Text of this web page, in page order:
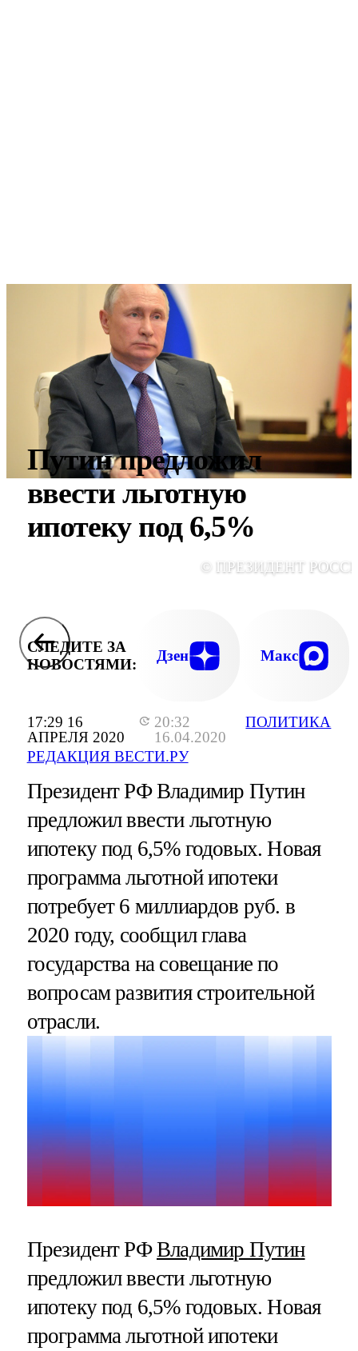
17:29 16
АПРЕЛЯ 2020
20:32
16.04.2020
РЕДАКЦИЯ ВЕСТИ.РУ
ПОЛИТИКА
Путин предложил
ввести льготную
ипотеку под 6,5%
© ПРЕЗИДЕНТ
СЛЕДИТЕ ЗА
НОВОСТЯМИ:
Дзен Макс
Президент РФ Владимир Путин
предложил ввести льготную
ипотеку под 6,5% годовых. Новая
программа льготной ипотеки
потребует 6 миллиардов руб. в
2020 году, сообщил глава
государства на совещание по
вопросам развития строительной
отрасли.
Президент РФВладимир Путин
предложил ввести льготную
ипотеку под 6,5% годовых. Новая
программа льготной ипотеки